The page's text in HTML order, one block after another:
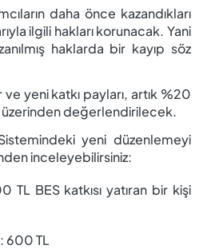
daha önce kazandıkları
ilgili hakları korunacak. Yani
haklarda bir kayıp söz
ve yeni katkı payları, artık %20
üzerinden değerlendirilecek.
yeni düzenlemeyi
inceleyebilirsiniz:
TL BES katkısı yatıran bir kişi
600 TL